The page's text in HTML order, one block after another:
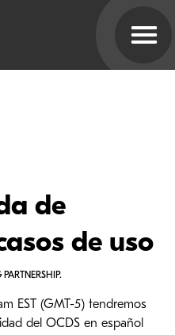
de
de uso
EST (GMT-5) tendremos
del OCDS en español